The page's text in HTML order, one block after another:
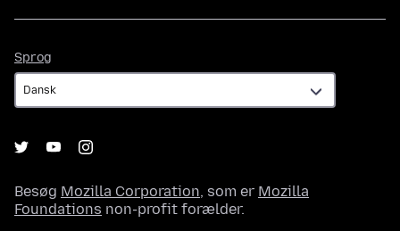
Sprog
Besøg Mozilla Corporation, som er Mozilla
Foundations non-profit forælder.